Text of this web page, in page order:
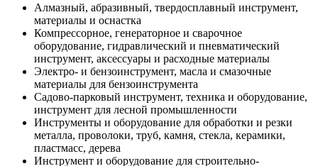
Алмазный, абразивный, твердосплавный инструмент,
материалы и оснастка
Компрессорное, генераторное и сварочное
оборудование, гидравлический и пневматический
инструмент, аксессуары и расходные материалы
Электро- и бензоинструмент, масла и смазочные
материалы для бензоинструмента
Садово-парковый инструмент, техника и оборудование,
инструмент для лесной промышленности
Инструменты и оборудование для обработки и резки
металла, проволоки, труб, камня, стекла, керамики,
пластмасс, дерева
Инструмент и оборудование для строительно-